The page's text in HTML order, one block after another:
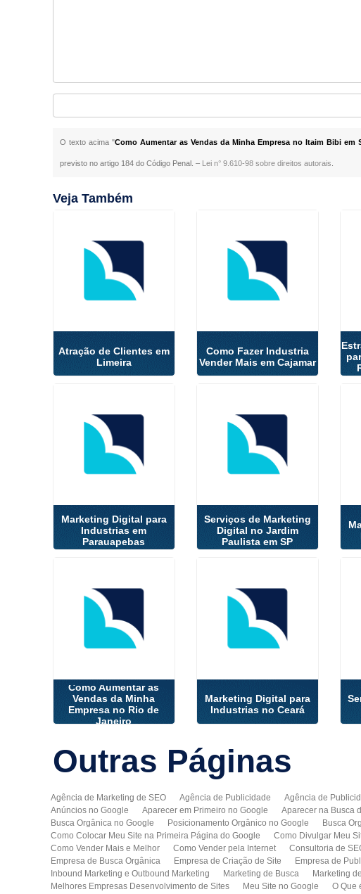
O texto acima "Como Aumentar as Vendas da Minha Empresa no Itaim Bibi em
previsto no artigo 184 do Código Penal. – Lei n° 9.610-98 sobre direitos autorais
Veja Também
Atração de Clientes em
Limeira
Como Fazer Industria
Vender Mais em Cajamar
Marketing Digital para
Industrias em
Parauapebas
Serviços de Marketing
Digital no Jardim
Paulista em SP
Como Aumentar as
Vendas da Minha
Empresa no Rio de
Janeiro
Marketing Digital para
Industrias no Ceará
Outras Páginas
Agência de Marketing de SEO Agência de Publicidade Agência de
Anúncios no Google
Aparecer em Primeiro no Google Aparecer na Busca
Busca Orgânica no Google
Posicionamento Orgânico no Google Busca
Como Colocar Meu Site na Primeira Página do Google
Como Divulgar Meu
Como Vender Mais e Melhor
Como Vender pela Internet Consultoria de
Empresa de Busca Orgânica
Empresa de Criação de Site Empresa de
Inbound Marketing e Outbound Marketing
Marketing de Busca Marketing
Melhores Empresas Desenvolvimento de Sites
Meu Site no Google O Que